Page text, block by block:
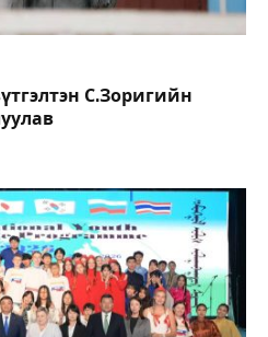
С.Зоригийн